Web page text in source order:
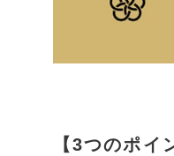
【3つのポイ